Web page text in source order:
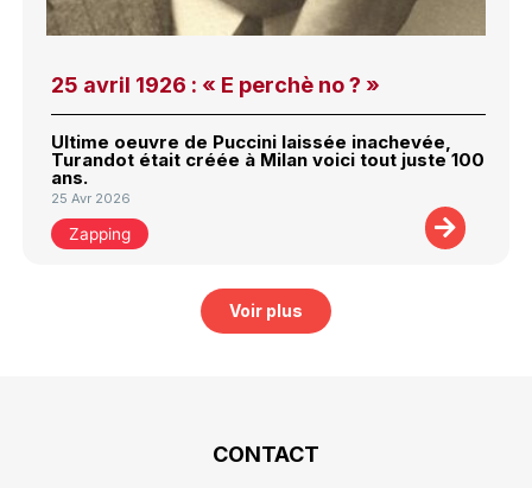
25 avril 1926 : « E perchè no ? »
Ultime oeuvre de Puccini laissée inachevée,
Turandot était créée à Milan voici tout juste 100
ans.
25 Avr 2026
Zapping
Voir plus
CONTACT